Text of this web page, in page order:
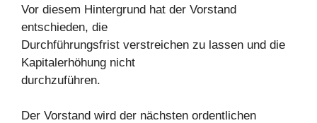
Vor diesem Hintergrund hat der Vorstand
entschieden, die
Durchführungsfrist verstreichen zu lassen und die
Kapitalerhöhung nicht
durchzuführen.
Der Vorstand wird der nächsten ordentlichen